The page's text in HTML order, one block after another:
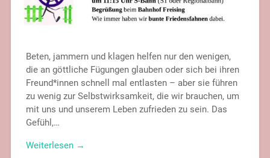
Beten, jammern und klagen helfen nur den wenigen,
die an göttliche Fügungen glauben oder sich bei ihren
Freund*innen schnell mal entlasten – aber sie führen
zu wenig zur Selbstwirksamkeit, die wir brauchen, um
mit uns und unserem Leben zufrieden zu sein. Das
Gefühl,…
Weiterlesen →